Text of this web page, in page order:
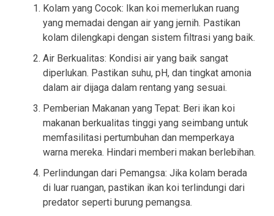
Kolam yang Cocok: Ikan koi memerlukan ruang
yang memadai dengan air yang jernih. Pastikan
kolam dilengkapi dengan sistem filtrasi yang baik.
Air Berkualitas: Kondisi air yang baik sangat
diperlukan. Pastikan suhu, pH, dan tingkat amonia
dalam air dijaga dalam rentang yang sesuai.
Pemberian Makanan yang Tepat: Beri ikan koi
makanan berkualitas tinggi yang seimbang untuk
memfasilitasi pertumbuhan dan memperkaya
warna mereka. Hindari memberi makan berlebihan.
Perlindungan dari Pemangsa: Jika kolam berada
di luar ruangan, pastikan ikan koi terlindungi dari
predator seperti burung pemangsa.